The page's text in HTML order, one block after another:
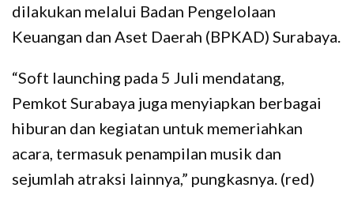
dilakukan melalui Badan Pengelolaan
Keuangan dan Aset Daerah (BPKAD) Surabaya.
“Soft launching pada 5 Juli mendatang,
Pemkot Surabaya juga menyiapkan berbagai
hiburan dan kegiatan untuk memeriahkan
acara, termasuk penampilan musik dan
sejumlah atraksi lainnya,” pungkasnya. (red)